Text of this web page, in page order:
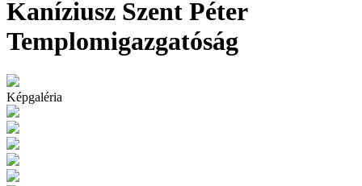
Kaníziusz Szent Péter
Templomigazgatóság
Képgaléria